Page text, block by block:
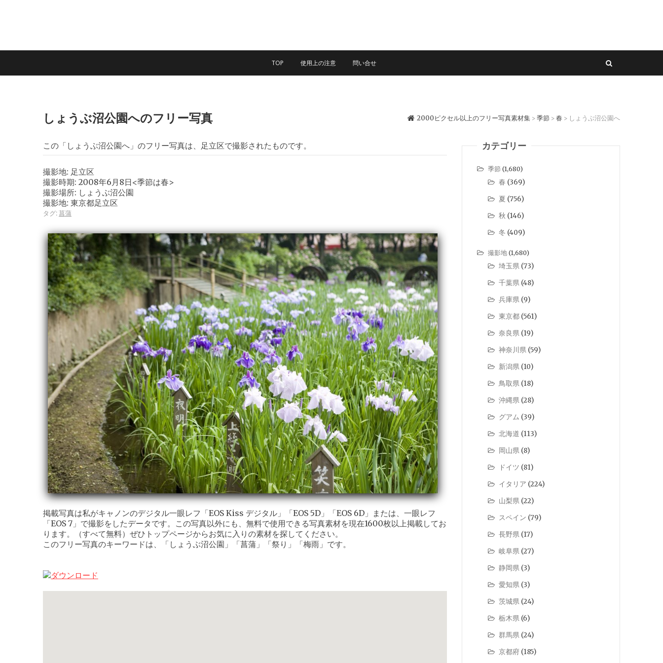
TOP 使用上の注意 問い合せ
しょうぶ沼公園へのフリー写真 2000ピクセル以上のフリー写真素材集 > 季節 > 春 > しょうぶ沼公園へ
この「しょうぶ沼公園へ」のフリー写真は、足立区で撮影されたものです。
撮影地: 足立区
撮影時期: 2008年6月8日<季節は春>
撮影場所: しょうぶ沼公園
撮影地: 東京都足立区
タグ:菖蒲
掲載写真は私がキャノンのデジタル一眼レフ「EOS Kiss デジタル」「EOS 5D」「EOS 6D」または、一眼レフ
「EOS 7」で撮影をしたデータです。この写真以外にも、無料で使用できる写真素材を現在1600枚以上掲載してお
ります。（すべて無料）ぜひトップページからお気に入りの素材を探してください。
このフリー写真のキーワードは、「しょうぶ沼公園」「菖蒲」「祭り」「梅雨」です。
カテゴリー
季節 (1,680)
春 (369)
夏 (756)
秋 (146)
冬 (409)
撮影地(1,680)
埼玉県 (73)
千葉県 (48)
兵庫県 (9)
東京都 (561)
奈良県 (19)
神奈川県 (59)
新潟県 (10)
鳥取県 (18)
沖縄県 (28)
グアム (39)
北海道 (113)
岡山県 (8)
ドイツ (81)
イタリア (224)
山梨県 (22)
スペイン (79)
長野県 (17)
岐阜県 (27)
静岡県 (3)
愛知県 (3)
茨城県 (24)
栃木県 (6)
群馬県 (24)
京都府 (185)